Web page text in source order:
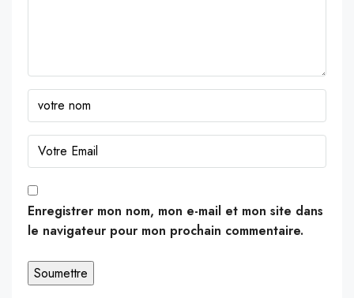
Enregistrer mon nom, mon e-mail et mon site dans
le navigateur pour mon prochain commentaire.